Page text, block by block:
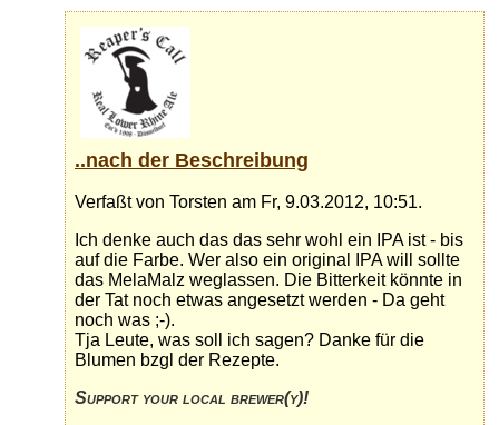
..nach der Beschreibung
Verfaßt von Torsten am Fr, 9.03.2012, 10:51.
Ich denke auch das das sehr wohl ein IPA ist - bis
auf die Farbe. Wer also ein original IPA will sollte
das MelaMalz weglassen. Die Bitterkeit könnte in
der Tat noch etwas angesetzt werden - Da geht
noch was ;-).
Tja Leute, was soll ich sagen? Danke für die
Blumen bzgl der Rezepte.
Support your local brewer(y)!